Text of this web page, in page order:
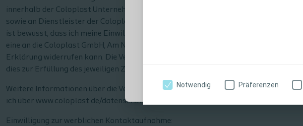
Notwendig Präferenzen
innerhalb der Coloplast Unternehmensgruppe (auch in Ländern außerhalb der EU)
sowie an Dienstleister der Coloplast Unternehmensgruppe übermittelt werden. Mir
ist bewusst, dass ich meine Einwilligung künftig jederzeit ganz oder teilweise durch
eine an die Coloplast GmbH, Am Neumarkt 42 - 22041 Hamburg, zu richtende
Erklärung widerrufen kann. Die Verarbeitung meiner Angaben erfolgt nur soweit
dies zur Erfüllung des jeweiligen Zwecks erforderlich ist.
Weitere Informationen über die Verarbeitung und den Schutz meiner Daten erhalte
ich über www.coloplast.de/datenschutz.
Einwilligung zur werblichen Kontaktaufnahme: